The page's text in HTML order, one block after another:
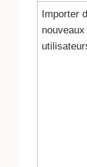
Importer
nouveaux